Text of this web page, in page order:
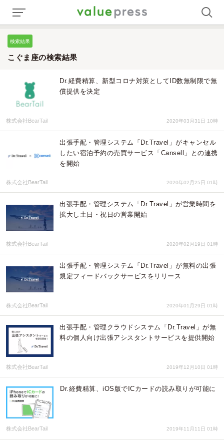
検索結果
こぐま座の検索結果
Dr.経費精算、新型コロナ対策としてID数無制限で無
償提供を決定
株式会社BearTail 2020年03月31日 10時
出張手配・管理システム「Dr.Travel」がキャンセル
したい宿泊予約の売買サービス「Cansell」との連携
を開始
株式会社BearTail 2020年02月25日 01時
出張手配・管理システム「Dr.Travel」が営業時間を
拡大し土日・祝日の営業開始
株式会社BearTail 2020年02月19日 01時
出張手配・管理システム「Dr.Travel」が無料の出張
規定フィードバックサービスをリリース
株式会社BearTail 2020年01月29日 01時
出張手配・管理クラウドシステム「Dr.Travel」が無
料の個人向け出張アシスタントサービスを提供開始
株式会社BearTail 2019年12月10日 01時
Dr.経費精算、iOS版でICカードの読み取りが可能に
株式会社BearTail 2019年11月11日 01時